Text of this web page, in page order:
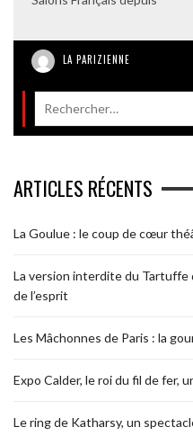
LA PARIZIENNE
ARTICLES RÉCENTS
La Goulue : le coup de cœur
La version interdite du Tartuffe
de l’esprit
Les Mâchonnes de Paris : la
Expo Calder, le roi du fil de fer,
Le ring de Katharsy, un